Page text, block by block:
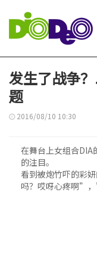
发生了战争
题
2016/08/10 10:30
在舞台上女组合
的注目。
看到被炮竹吓的彩
吗？哎呀心疼啊”